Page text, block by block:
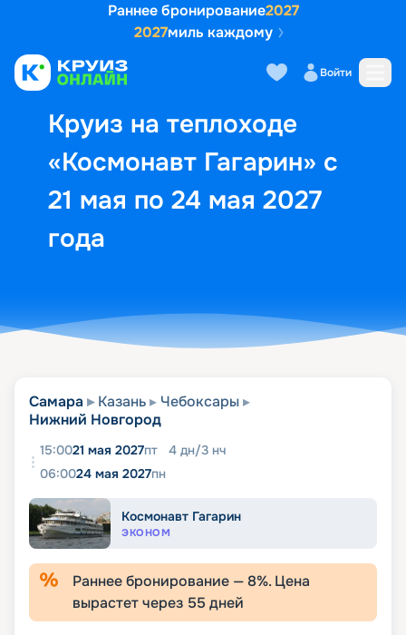
Раннее бронирование2027
2027миль каждому
Войти
Круиз на теплоходе
«Космонавт Гагарин» с
21 мая по 24 мая 2027
года
Выбор кают Маршрут и
Самара Казань
Чебоксары
Нижний Новгород
15:0021 мая 2027пт 4 дн/3 нч
06:0024 мая 2027пн
Космонавт Гагарин
ЭКОНОМ
Раннее бронирование — 8%. Цена
вырастет через 55 дней